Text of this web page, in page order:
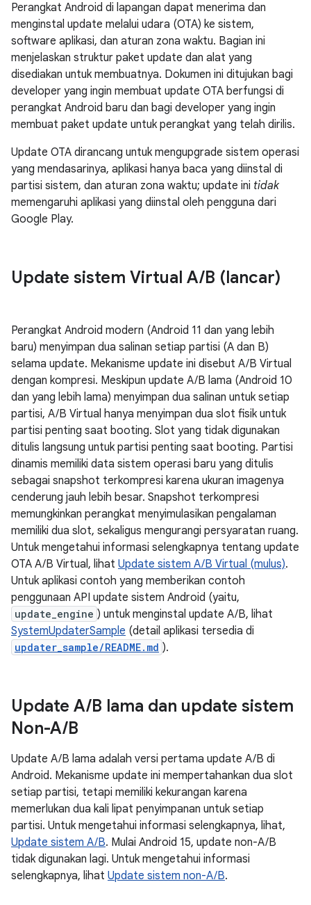
Perangkat Android di lapangan dapat menerima dan
menginstal update melalui udara (OTA) ke sistem,
software aplikasi, dan aturan zona waktu. Bagian ini
menjelaskan struktur paket update dan alat yang
disediakan untuk membuatnya. Dokumen ini ditujukan bagi
developer yang ingin membuat update OTA berfungsi di
perangkat Android baru dan bagi developer yang ingin
membuat paket update untuk perangkat yang telah dirilis.
Update OTA dirancang untuk mengupgrade sistem operasi
yang mendasarinya, aplikasi hanya baca yang diinstal di
partisi sistem, dan aturan zona waktu; update ini tidak
memengaruhi aplikasi yang diinstal oleh pengguna dari
Google Play.
Update sistem Virtual A/B (lancar)
Perangkat Android modern (Android 11 dan yang lebih
baru) menyimpan dua salinan setiap partisi (A dan B)
selama update. Mekanisme update ini disebut A/B Virtual
dengan kompresi. Meskipun update A/B lama (Android 10
dan yang lebih lama) menyimpan dua salinan untuk setiap
partisi, A/B Virtual hanya menyimpan dua slot fisik untuk
partisi penting saat booting. Slot yang tidak digunakan
ditulis langsung untuk partisi penting saat booting. Partisi
dinamis memiliki data sistem operasi baru yang ditulis
sebagai snapshot terkompresi karena ukuran imagenya
cenderung jauh lebih besar. Snapshot terkompresi
memungkinkan perangkat menyimulasikan pengalaman
memiliki dua slot, sekaligus mengurangi persyaratan ruang.
Untuk mengetahui informasi selengkapnya tentang update
OTA A/B Virtual, lihat Update sistem A/B Virtual (mulus).
Untuk aplikasi contoh yang memberikan contoh
penggunaan API update sistem Android (yaitu,
update_engine ) untuk menginstal update A/B, lihat
SystemUpdaterSample (detail aplikasi tersedia di
updater_sample/README.md ).
Update A/B lama dan update sistem
Non-A/B
Update A/B lama adalah versi pertama update A/B di
Android. Mekanisme update ini mempertahankan dua slot
setiap partisi, tetapi memiliki kekurangan karena
memerlukan dua kali lipat penyimpanan untuk setiap
partisi. Untuk mengetahui informasi selengkapnya, lihat,
Update sistem A/B. Mulai Android 15, update non-A/B
tidak digunakan lagi. Untuk mengetahui informasi
selengkapnya, lihat Update sistem non-A/B.